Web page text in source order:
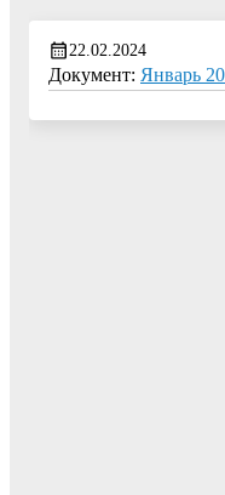
22.02.2024
Документ: Январь